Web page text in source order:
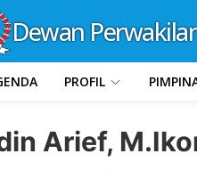
Dewan
PROFIL
Arief,